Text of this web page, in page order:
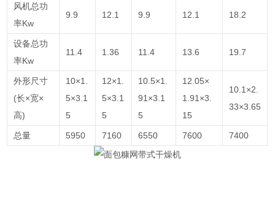
风机总功
率Kw
9.9 12.1 9.9 12.1 18.2
设备总功
率Kw
11.4 1.36 11.4 13.6 19.7
外形尺寸
(长×宽×
高)
10×1.
5×3.1
5
12×1.
5×3.1
5
10.5×1.
91×3.1
5
12.05×
1.91×3.
15
10.1×2.
33×3.65
总量 5950 7160 6550 7600 7400